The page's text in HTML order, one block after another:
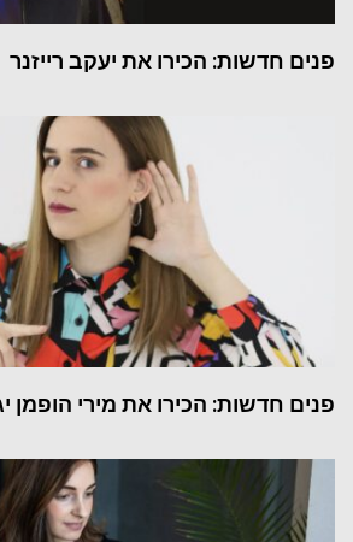
פנים חדשות: הכירו את יעקב רייזנר
פנים חדשות: הכירו את מירי הופמן